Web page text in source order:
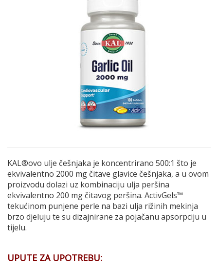
KAL®ovo ulje češnjaka je koncentrirano 500:1 što je
ekvivalentno 2000 mg čitave glavice češnjaka, a u ovom
proizvodu dolazi uz kombinaciju ulja peršina
ekvivalentno 200 mg čitavog peršina. ActivGels™
tekućinom punjene perle na bazi ulja rižinih mekinja
brzo djeluju te su dizajnirane za pojačanu apsorpciju u
tijelu.
UPUTE ZA UPOTREBU: